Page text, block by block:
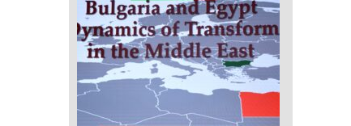
асистент в ИЕФЕМ
жури в ИМИ